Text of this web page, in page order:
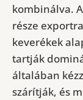
kombinálva.
része
keverékek
tartják
általában
szárítják, és